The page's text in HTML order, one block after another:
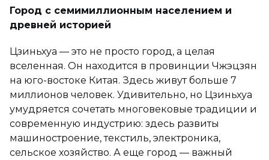
Город с семимиллионным населением и
древней историей
Цзиньхуа — это не просто город, а целая
вселенная. Он находится в провинции Чжэцзян
на юго-востоке Китая. Здесь живут больше 7
миллионов человек. Удивительно, но Цзиньхуа
умудряется сочетать многовековые традиции и
современную индустрию: здесь развиты
машиностроение, текстиль, электроника,
сельское хозяйство. А еще город — важный